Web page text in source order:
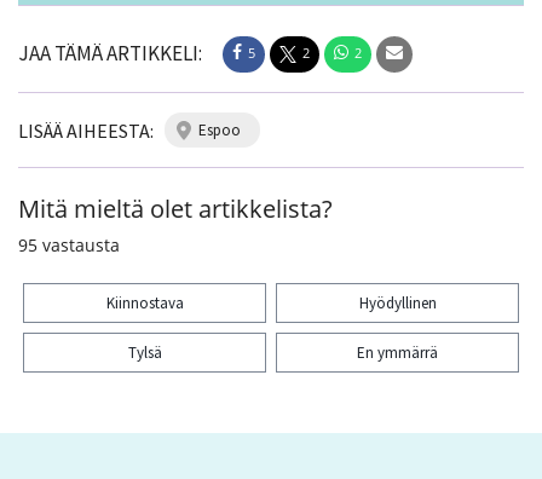
JAA TÄMÄ ARTIKKELI: 5 2 2
LISÄÄ AIHEESTA: espoo
Mitä mieltä olet artikkelista?
95 vastausta
Kiinnostava Hyödyllinen
Tylsä En ymmärrä